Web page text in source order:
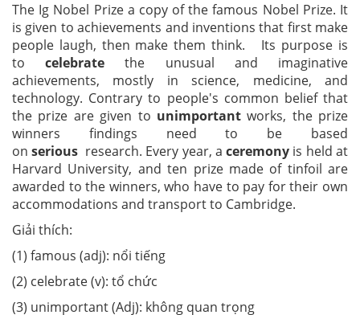
The Ig Nobel Prize a copy of the famous Nobel Prize. It
is given to achievements and inventions that first make
people laugh, then make them think. Its purpose is
tocelebrate the unusual and imaginative
achievements, mostly in science, medicine, and
technology. Contrary to people's common belief that
the prize are given to unimportantworks, the prize
winners findings need to be based
onserious research. Every year, aceremony is held at
Harvard University, and ten prize made of tinfoil are
awarded to the winners, who have to pay for their own
accommodations and transport to Cambridge.
Giải thích:
(1) famous (adj): nổi tiếng
(2) celebrate (v): tổ chức
(3) unimportant (Adj): không quan trọng